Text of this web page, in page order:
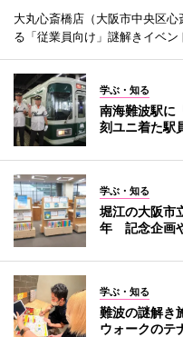
大丸心斎橋店（大阪市中央区
る「従業員向け」謎解きイベン
学ぶ・知る
南海難波駅に
刻ユニ着た駅
学ぶ・知る
堀江の大阪市
年 記念企画
学ぶ・知る
難波の謎解き
ウォークのテ